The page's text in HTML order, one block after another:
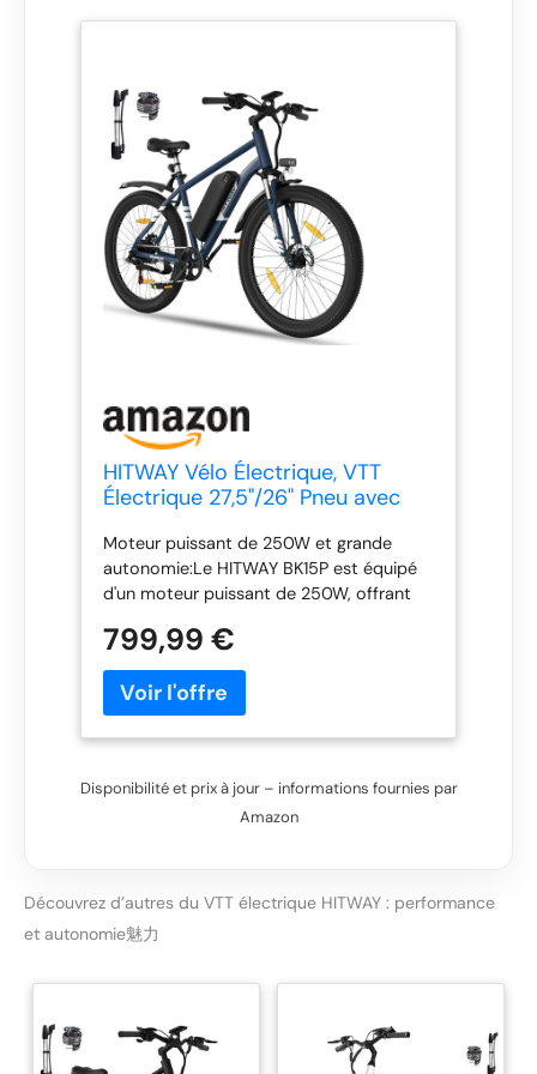
HITWAY Vélo Électrique, VTT
Électrique 27,5"/26" Pneu avec
36V13Ah/48V15,6AH,Autonomie
60-100km,Ville E-Bike avec 7
Vitesses, 250W Moteur pour
Adulte
Moteur puissant de 250W et grande
autonomie:Le HITWAY BK15P est équipé
d'un moteur puissant de 250W, offrant
sa batterie amovible de 36V13Ah, il
permet une autonomie impressionnante
de 60 à 120 km, idéal pour les trajets
quotidiens ou les aventures en pleine
nature. Confort de conduite
suspendue et une selle réglable en
fonction de l'intensité de
sur les terrains accidentés. Vous pourrez
ajuster l’amortissement pour une
conduite optimale. Équipement de
clair, d’un système de transmission à 7
vitesses et de freins à disque pour une
799,99 €
Disponibilité et prix à jour – informations fournies par
Amazon
Découvrez d’autres du VTT électrique HITWAY : performance
et autonomie魅力